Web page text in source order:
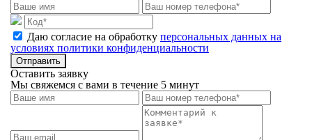
Даю согласие на обработку персональных данных на
условиях политики конфиденциальности
Отправить
Оставить заявку
Мы свяжемся с вами в течение 5 минут